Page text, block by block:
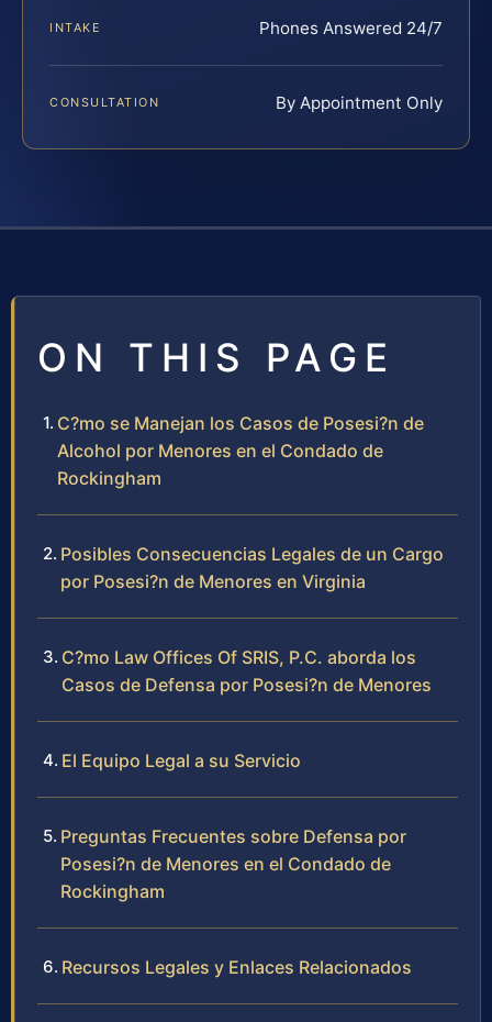
INTAKE Phones Answered 24/7
CONSULTATION By Appointment Only
ON THIS PAGE
C?mo se Manejan los Casos de Posesi?n de
Alcohol por Menores en el Condado de
Rockingham
Posibles Consecuencias Legales de un Cargo
por Posesi?n de Menores en Virginia
C?mo Law Offices Of SRIS, P.C. aborda los
Casos de Defensa por Posesi?n de Menores
El Equipo Legal a su Servicio
Preguntas Frecuentes sobre Defensa por
Posesi?n de Menores en el Condado de
Rockingham
Recursos Legales y Enlaces Relacionados